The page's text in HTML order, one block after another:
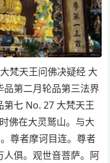
梵天王问佛决疑经 大
第二月轮品第三法界
七 No. 27 大梵天王
佛在大灵鹫山。与大
尊者摩诃目连。尊者
俱。观世音菩萨。阿